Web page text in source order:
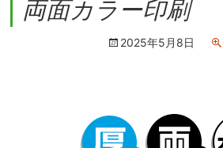
両面カラー印刷
2025年5月8日